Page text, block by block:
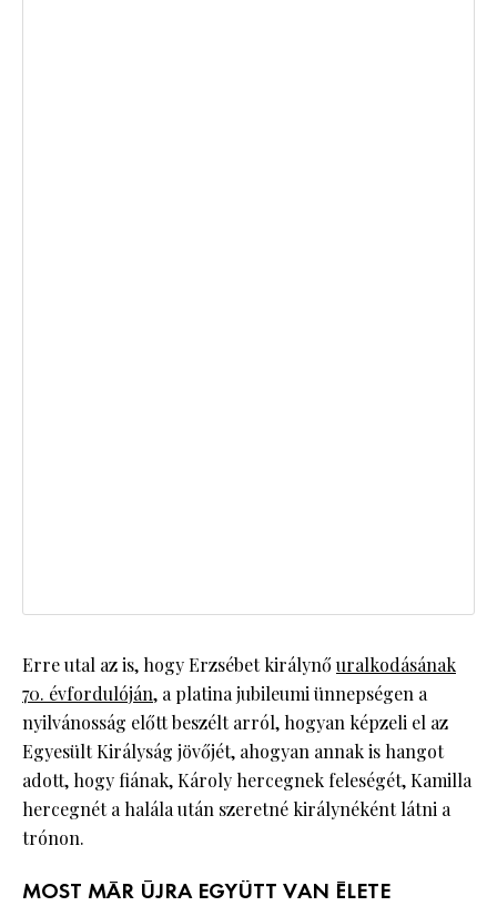
Erre utal az is, hogy Erzsébet királynő uralkodásának
70. évfordulóján, a platina jubileumi ünnepségen a
nyilvánosság előtt beszélt arról, hogyan képzeli el az
Egyesült Királyság jövőjét, ahogyan annak is hangot
adott, hogy fiának, Károly hercegnek feleségét, Kamilla
hercegnét a halála után szeretné királynéként látni a
trónon.
MOST MÁR ÚJRA EGYÜTT VAN ÉLETE